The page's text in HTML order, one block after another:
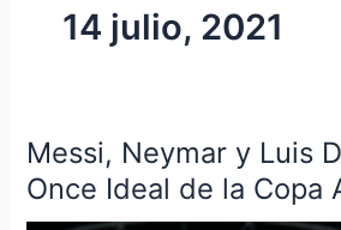
14 julio, 2021
Messi, Neymar y Luis
Once Ideal de la Copa
Messi,
Neymar
y